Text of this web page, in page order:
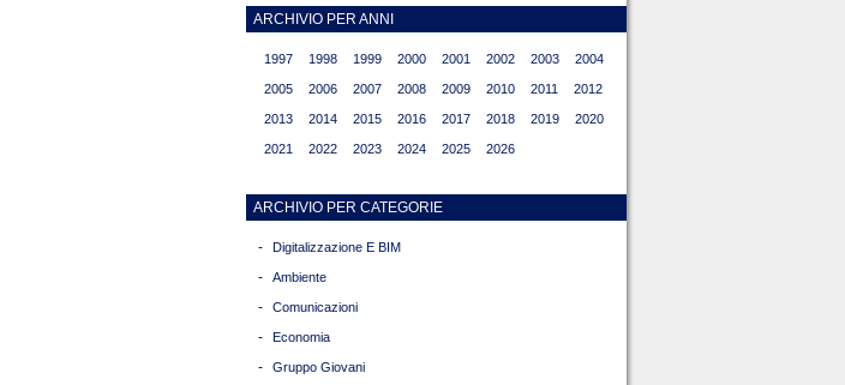
ARCHIVIO PER ANNI
1997 1998 1999 2000 2001 2002 2003 2004
2005 2006 2007 2008 2009 2010 2011 2012
2013 2014 2015 2016 2017 2018 2019 2020
2021 2022 2023 2024 2025 2026
ARCHIVIO PER CATEGORIE
- Digitalizzazione E BIM
- Ambiente
- Comunicazioni
- Economia
- Gruppo Giovani